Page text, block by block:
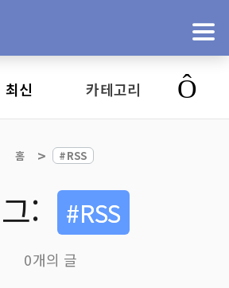
지금 시도
최신 카테고리
홈 #RSS
: #RSS
0개의 글